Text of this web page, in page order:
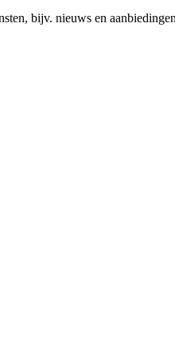
bijv. nieuws en